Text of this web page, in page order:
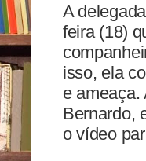
A
feira (18)
isso, ela
e ameaça.
Bernardo,
o vídeo